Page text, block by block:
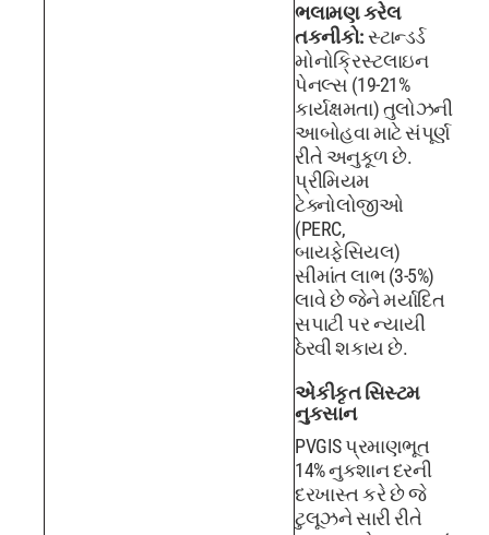
ભલામણ કરેલ
તકનીકો:સ્ટાન્ડર્ડ
મોનોક્રિસ્ટલાઇન
પેનલ્સ (19-21%
કાર્યક્ષમતા) તુલોઝની
આબોહવા માટે સંપૂર્ણ
રીતે અનુકૂળ છે.
પ્રીમિયમ
ટેક્નોલોજીઓ
(PERC,
બાયફેસિયલ)
સીમાંત લાભ (3-5%)
લાવે છે જેને મર્યાદિત
સપાટી પર ન્યાયી
ઠેરવી શકાય છે.
એકીકૃત સિસ્ટમ
નુકસાન
PVGIS પ્રમાણભૂત
14% નુકશાન દરની
દરખાસ્ત કરે છે જે
ટુલૂઝને સારી રીતે